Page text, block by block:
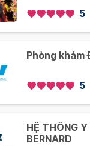
5
Phòng khám
5
HỆ THỐNG
BERNARD